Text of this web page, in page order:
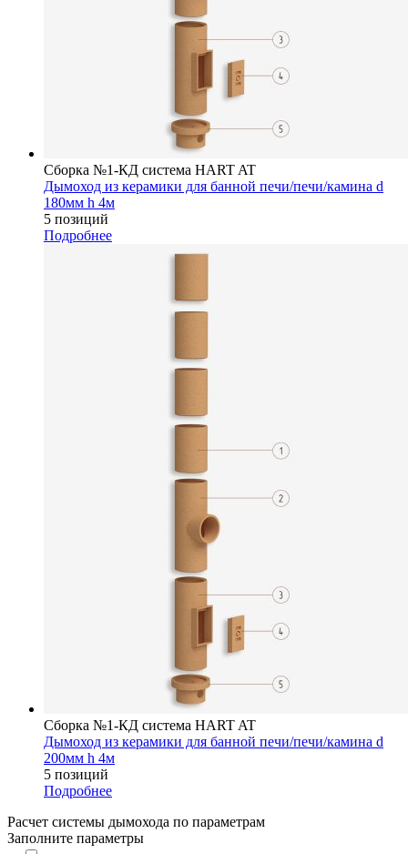
Сборка №1-КД система HART AT
Дымоход из керамики для банной печи/печи/камина d
180мм h 4м
5 позиций
Подробнее
Сборка №1-КД система HART AT
Дымоход из керамики для банной печи/печи/камина d
200мм h 4м
5 позиций
Подробнее
Расчет системы дымохода по параметрам
Заполните параметры